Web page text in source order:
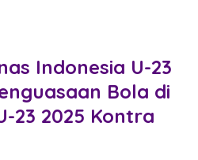
Indonesia U-23
Bola di
23 2025 Kontra